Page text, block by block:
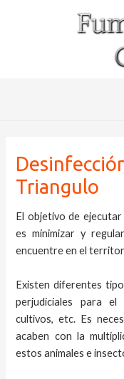
Triangulo
El objetivo de
es minimizar y
encuentre en el
Existen diferentes
perjudiciales para
cultivos, etc. Es
acaben con la
estos animales e